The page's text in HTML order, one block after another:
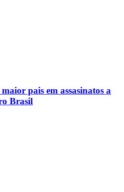
pais em assasinatos a
Brasil